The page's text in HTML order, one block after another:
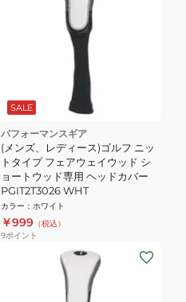
SALE
パフォーマンスギア
(メンズ、レディース)ゴルフ ニッ
トタイプ フェアウェイウッド シ
ョートウッド専用 ヘッドカバー
PGIT2T3026 WHT
カラー ： ホワイト
￥999 （税込）
9ポイント